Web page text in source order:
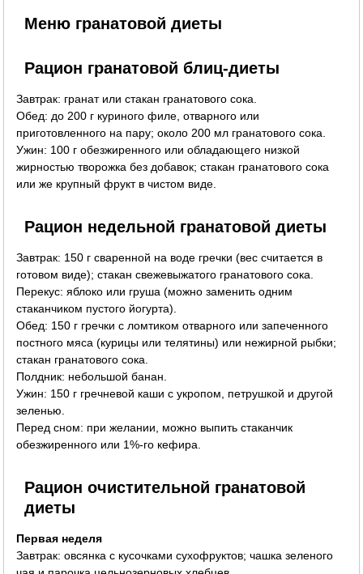
Меню гранатовой диеты
Рацион гранатовой блиц-диеты
Завтрак: гранат или стакан гранатового сока.
Обед: до 200 г куриного филе, отварного или
приготовленного на пару; около 200 мл гранатового сока.
Ужин: 100 г обезжиренного или обладающего низкой
жирностью творожка без добавок; стакан гранатового сока
или же крупный фрукт в чистом виде.
Рацион недельной гранатовой диеты
Завтрак: 150 г сваренной на воде гречки (вес считается в
готовом виде); стакан свежевыжатого гранатового сока.
Перекус: яблоко или груша (можно заменить одним
стаканчиком пустого йогурта).
Обед: 150 г гречки с ломтиком отварного или запеченного
постного мяса (курицы или телятины) или нежирной рыбки;
стакан гранатового сока.
Полдник: небольшой банан.
Ужин: 150 г гречневой каши с укропом, петрушкой и другой
зеленью.
Перед сном: при желании, можно выпить стаканчик
обезжиренного или 1%-го кефира.
Рацион очистительной гранатовой
диеты
Первая неделя
Завтрак: овсянка с кусочками сухофруктов; чашка зеленого